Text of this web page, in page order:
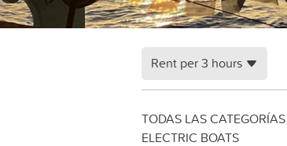
Rent per 3 hours
TODAS LAS CATEGORÍAS
ELECTRIC BOATS